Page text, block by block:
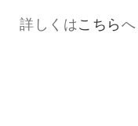
詳しくはこちらへ